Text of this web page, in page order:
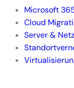
Microsoft
Cloud
Server &